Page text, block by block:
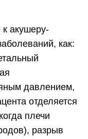
акушеру-
как:
давлением,
отделяется
плечи
разрыв